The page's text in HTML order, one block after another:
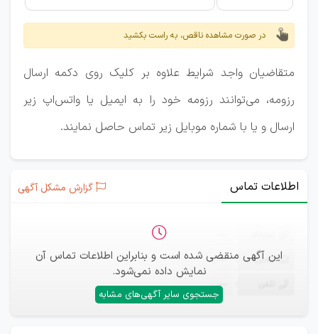
در صورت مشاهده ناقص، به راست بکشید
متقاضیان واجد شرایط علاوه بر کلیک روی دکمه ارسال
رزومه، می‌توانند رزومه خود را به ایمیل یا واتس‌اپ زیر
ارسال و یا با شماره موبایل زیر تماس حاصل نمایند.
اطلاعات تماس گزارش مشکل آگهی
این آگهی منقضی شده است و بنابراین اطلاعات تماس آن
نمایش داده نمی‌شود.
جستجوی سایر آگهی‌های مشابه
ایمیل —
—